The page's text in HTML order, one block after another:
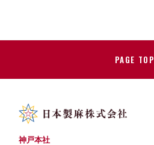
PAGE TOP
神戸本社